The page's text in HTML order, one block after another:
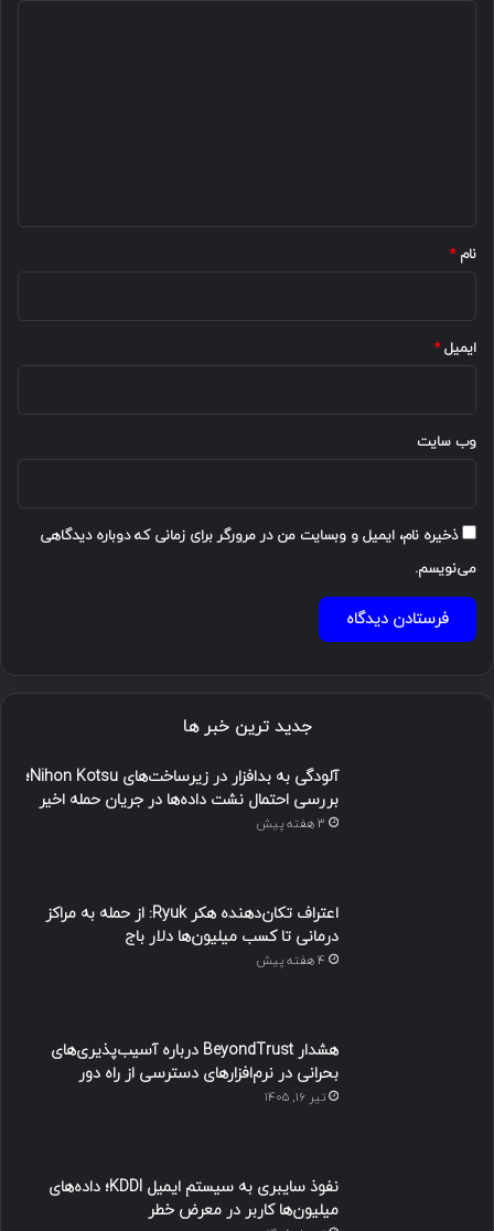
نام*
ایمیل*
وب‌ سایت
ذخیره نام، ایمیل و وبسایت من در مرورگر برای زمانی که دوباره دیدگاهی
می‌نویسم.
جدید ترین خبر ها
آلودگی به بدافزار در زیرساخت‌های Nihon Kotsu؛
بررسی احتمال نشت داده‌ها در جریان حمله اخیر
3 هفته پیش
اعتراف تکان‌دهنده هکر Ryuk: از حمله به مراکز
درمانی تا کسب میلیون‌ها دلار باج
4 هفته پیش
هشدار BeyondTrust درباره آسیب‌پذیری‌های
بحرانی در نرم‌افزارهای دسترسی از راه دور
تیر ۱۶, ۱۴۰۵
نفوذ سایبری به سیستم ایمیل KDDI؛ داده‌های
میلیون‌ها کاربر در معرض خطر